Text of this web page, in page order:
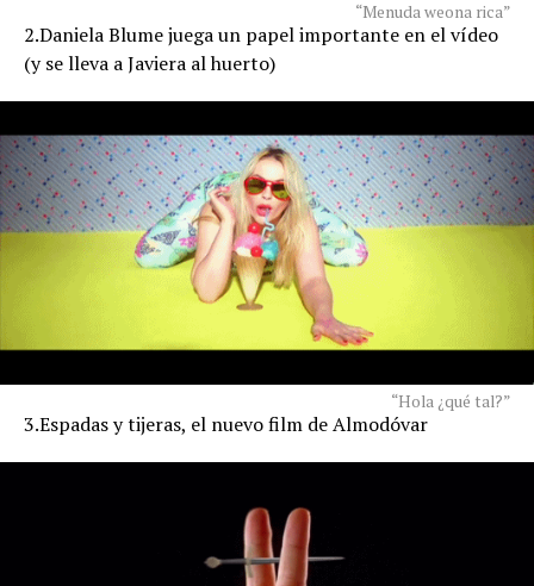
“Menuda weona rica”
2.Daniela Blume juega un papel importante en el vídeo
(y se lleva a Javiera al huerto)
“Hola ¿qué tal?”
3.Espadas y tijeras, el nuevo film de Almodóvar